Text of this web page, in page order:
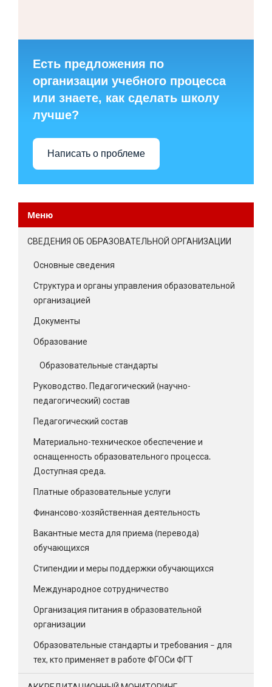
Есть предложения по
организации учебного процесса
или знаете, как сделать школу
лучше?
Написать о проблеме
Меню
СВЕДЕНИЯ ОБ ОБРАЗОВАТЕЛЬНОЙ ОРГАНИЗАЦИИ
Основные сведения
Структура и органы управления образовательной
организацией
Документы
Образование
Образовательные стандарты
Руководство. Педагогический (научно-
педагогический) состав
Педагогический состав
Материально-техническое обеспечение и
оснащенность образовательного процесса.
Доступная среда.
Платные образовательные услуги
Финансово-хозяйственная деятельность
Вакантные места для приема (перевода)
обучающихся
Стипендии и меры поддержки обучающихся
Международное сотрудничество
Организация питания в образовательной
организации
Образовательные стандарты и требования – для
тех, кто применяет в работе ФГОСи ФГТ